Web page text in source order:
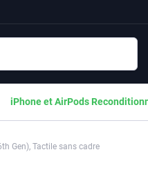
iPhone et AirPods
Gen), Tactile sans cadre